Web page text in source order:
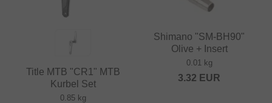
Title MTB "CR1" MTB
Kurbel Set
0.85 kg
Shimano "SM-BH90"
Olive + Insert
0.01 kg
3.32 EUR